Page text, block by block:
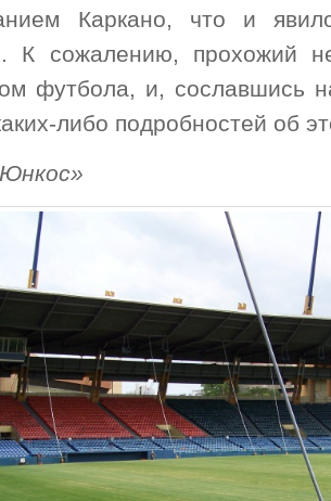
Каркано, что и
К сожалению, прохожий
футбола, и, сославшись
либо подробностей об